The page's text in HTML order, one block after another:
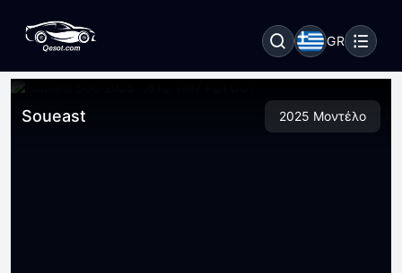
GR
Soueast 2025 Μοντέλο